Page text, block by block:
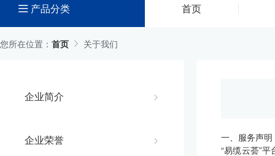
产品分类 首页
您所在位置： 首页 关于我们
企业简介
企业荣誉
一、服务声明
“易缆云荟”